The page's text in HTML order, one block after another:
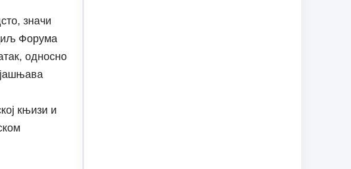
значи
Форума
односно
књизи и